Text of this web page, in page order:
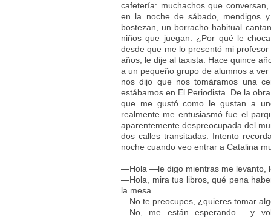
cafetería: muchachos que
en la noche de sábado, mendigos
bostezan, un borracho habitual
niños que juegan. ¿Por qué le
desde que me lo presentó mi
años, le dije al taxista. Hace quince
a un pequeño grupo de alumnos a
nos dijo que nos tomáramos una
estábamos en El Periodista. De la
que me gustó como le gustan a
realmente me entusiasmó fue el
aparentemente despreocupada del
dos calles transitadas. Intento
noche cuando veo entrar a Catalina
—Hola —le digo mientras me levanto,
—Hola, mira tus libros, qué pena
la mesa.
—No te preocupes, ¿quieres tomar
—No, me están esperando —y